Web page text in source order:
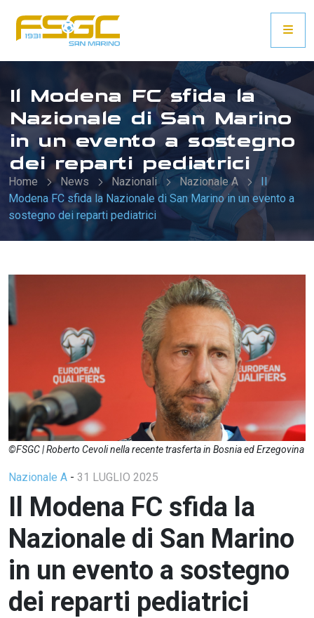
Il Modena FC sfida la
Nazionale di San Marino
in un evento a sostegno
dei reparti pediatrici
Home News Nazionali Nazionale A
Il
Modena FC sfida la Nazionale di San Marino in un evento a
sostegno dei reparti pediatrici
©FSGC | Roberto Cevoli nella recente trasferta in Bosnia ed Erzegovina
Nazionale A - 31 LUGLIO 2025
Il Modena FC sfida la
Nazionale di San Marino
in un evento a sostegno
dei reparti pediatrici